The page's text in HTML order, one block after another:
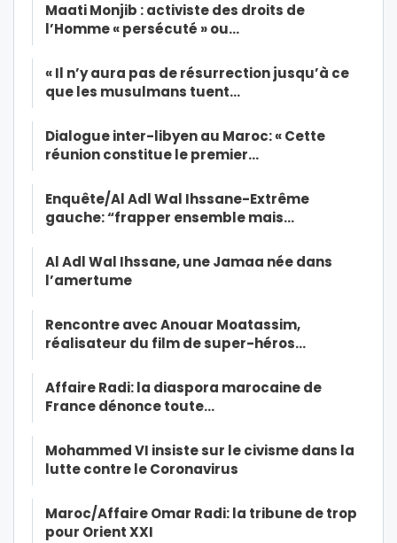
Maati Monjib : activiste des droits de
l’Homme « persécuté » ou…
« Il n’y aura pas de résurrection jusqu’à ce
que les musulmans tuent…
Dialogue inter-libyen au Maroc: « Cette
réunion constitue le premier…
Enquête/Al Adl Wal Ihssane-Extrême
gauche: “frapper ensemble mais…
Al Adl Wal Ihssane, une Jamaa née dans
l’amertume
Rencontre avec Anouar Moatassim,
réalisateur du film de super-héros…
Affaire Radi: la diaspora marocaine de
France dénonce toute…
Mohammed VI insiste sur le civisme dans la
lutte contre le Coronavirus
Maroc/Affaire Omar Radi: la tribune de trop
pour Orient XXI